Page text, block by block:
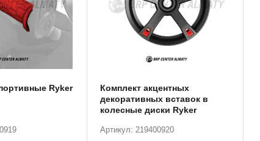
Ryker
Комплект акцентных
декоративных вставок в
колесные диски Ryker
Артикул: 219400920